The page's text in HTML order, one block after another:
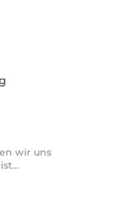
wir uns